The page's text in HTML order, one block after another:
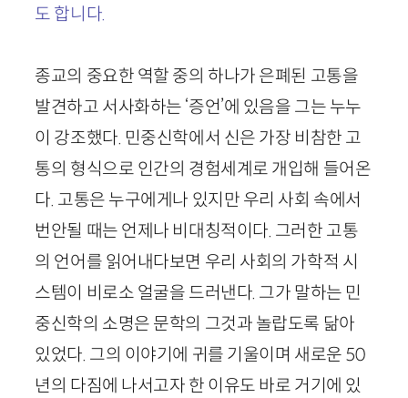
도 합니다.
종교의 중요한 역할 중의 하나가 은폐된 고통을
발견하고 서사화하는 ‘증언’에 있음을 그는 누누
이 강조했다. 민중신학에서 신은 가장 비참한 고
통의 형식으로 인간의 경험세계로 개입해 들어온
다. 고통은 누구에게나 있지만 우리 사회 속에서
번안될 때는 언제나 비대칭적이다. 그러한 고통
의 언어를 읽어내다보면 우리 사회의 가학적 시
스템이 비로소 얼굴을 드러낸다. 그가 말하는 민
중신학의 소명은 문학의 그것과 놀랍도록 닮아
있었다. 그의 이야기에 귀를 기울이며 새로운 50
년의 다짐에 나서고자 한 이유도 바로 거기에 있